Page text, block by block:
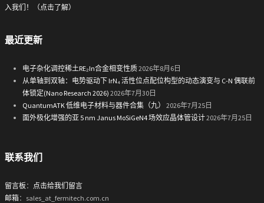
入我们！（点击了解）
最近更新
电子杂化调控稀土RE₂In合金相变性质2026年8月6日
从单轴到双轴：电势驱动下 IrN₄ 活性位点配位构型的动态演变与 C-N 偶联前
体锁定(Nano Research 2026) 2026年7月30日
QuantumATK 低维电子材料与器件合集（九）
2026年7月25日
面外极化增强的亚 5 nm Janus MoSiGeN4 场效应晶体管设计2026年7月25日
联系我们
留言板 ： 点击给我们留言
邮箱：sales_at_fermitech.com.cn